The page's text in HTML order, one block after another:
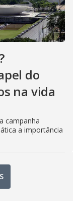
do
na vida
campanha
a importância